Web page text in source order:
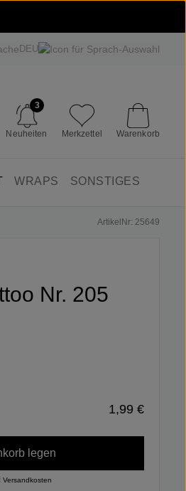
DEU
Neuheiten
3
Merkzettel Warenkorb
WRAPS SONSTIGES
ArtikelNr: 25649
Nr. 205
1,99 €
legen
Versandkosten